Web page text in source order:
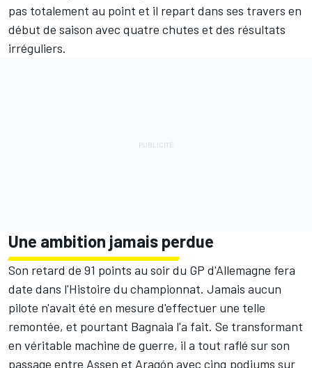
pas totalement au point et il repart dans ses travers en
début de saison avec quatre chutes et des résultats
irréguliers.
Une ambition jamais perdue
Son retard de 91 points au soir du GP d'Allemagne fera
date dans l'Histoire du championnat. Jamais aucun
pilote n'avait été en mesure d'effectuer une telle
remontée, et pourtant Bagnaia l'a fait. Se transformant
en véritable machine de guerre, il a tout raflé sur son
passage entre Assen et Aragón avec cinq podiums sur